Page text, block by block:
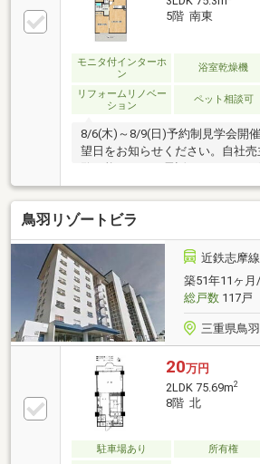
5階 南東
モニタ付インターホ
ン
浴室乾燥機
リフォームリノベー
ション
ペット相談可
8/6(木)～8/9(日)予約制見学会開
望日をお知らせください。自社売
ださい。【おすすめポイント】
住宅ローン減税が適用されます
み制限有）【リフォーム内容】・
換、ユニットバス交換、トイレ
換・床材上張り、クロス張替え
具交換【周辺施設】・明倫小学校
約13分）・倉田山中学校まで約
分）・ぎゅーとらTRYmart八軒通
鳥羽リゾートビラ
近鉄志摩
築51年11ヶ月
総戸数117戸
三重県鳥
20万円
2LDK 75.69m2
8階 北
駐車場あり 所有権